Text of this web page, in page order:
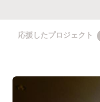
応援したプロジェクト